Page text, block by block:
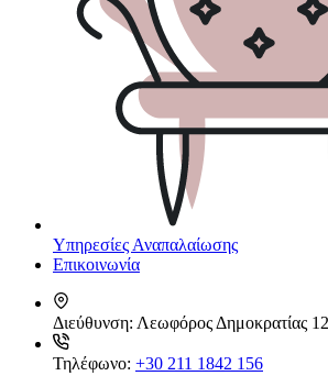
Υπηρεσίες Αναπαλαίωσης
Επικοινωνία
Διεύθυνση: Λεωφόρος Δημοκρατίας 12
Τηλέφωνο: +30 211 1842 156